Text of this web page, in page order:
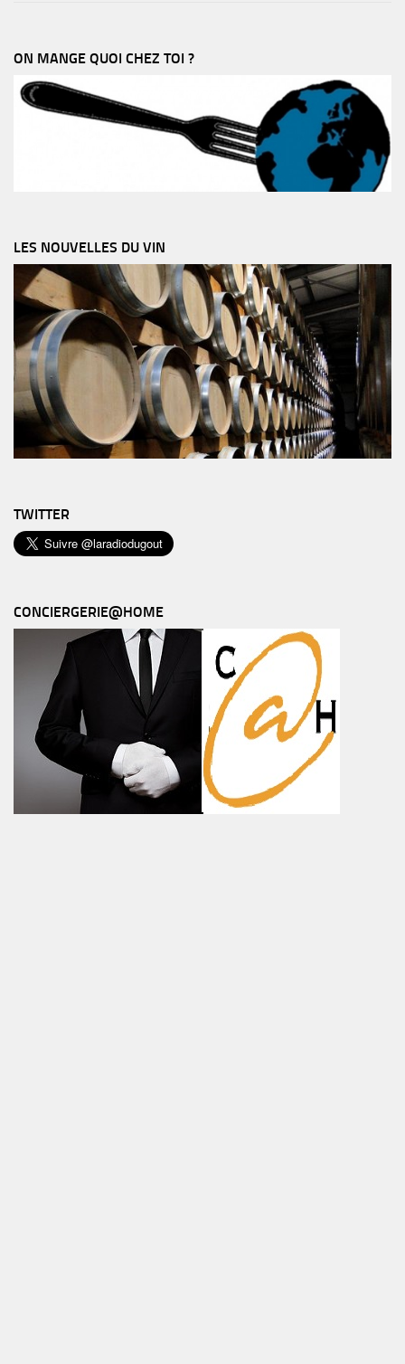
ON MANGE QUOI CHEZ TOI ?
LES NOUVELLES DU VIN
TWITTER
CONCIERGERIE@HOME